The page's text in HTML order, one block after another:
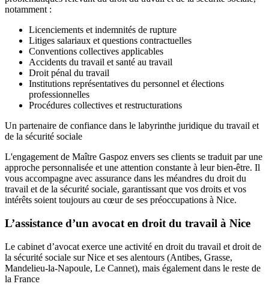
notamment :
Licenciements et indemnités de rupture
Litiges salariaux et questions contractuelles
Conventions collectives applicables
Accidents du travail et santé au travail
Droit pénal du travail
Institutions représentatives du personnel et élections
professionnelles
Procédures collectives et restructurations
Un partenaire de confiance dans le labyrinthe juridique du travail et
de la sécurité sociale
L'engagement de Maître Gaspoz envers ses clients se traduit par une
approche personnalisée et une attention constante à leur bien-être. Il
vous accompagne avec assurance dans les méandres du droit du
travail et de la sécurité sociale, garantissant que vos droits et vos
intérêts soient toujours au cœur de ses préoccupations à Nice.
L’assistance d’un avocat en droit du travail à Nice
Le cabinet d’avocat exerce une activité en droit du travail et droit de
la sécurité sociale sur Nice et ses alentours (Antibes, Grasse,
Mandelieu-la-Napoule, Le Cannet), mais également dans le reste de
la France